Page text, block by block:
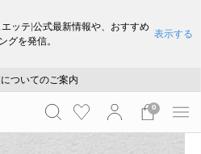
エッテ)公式最新情報や、おすすめ
グを発信。
表示する
のご案内
品物のお届け状況について
ついてのご案内
ITEMS >>
のご案内
品物のお届け状況について
0